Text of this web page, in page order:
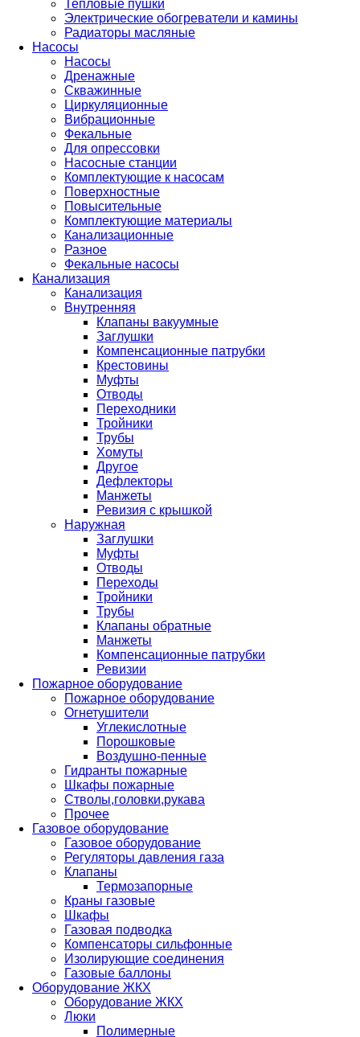
Тепловые пушки
Электрические обогреватели и камины
Радиаторы масляные
Насосы
Насосы
Дренажные
Скважинные
Циркуляционные
Вибрационные
Фекальные
Для опрессовки
Насосные станции
Комплектующие к насосам
Поверхностные
Повысительные
Комплектующие материалы
Канализационные
Разное
Фекальные насосы
Канализация
Канализация
Внутренняя
Клапаны вакуумные
Заглушки
Компенсационные патрубки
Крестовины
Муфты
Отводы
Переходники
Тройники
Трубы
Хомуты
Другое
Дефлекторы
Манжеты
Ревизия с крышкой
Наружная
Заглушки
Муфты
Отводы
Переходы
Тройники
Трубы
Клапаны обратные
Манжеты
Компенсационные патрубки
Ревизии
Пожарное оборудование
Пожарное оборудование
Огнетушители
Углекислотные
Порошковые
Воздушно-пенные
Гидранты пожарные
Шкафы пожарные
Стволы,головки,рукава
Прочее
Газовое оборудование
Газовое оборудование
Регуляторы давления газа
Клапаны
Термозапорные
Краны газовые
Шкафы
Газовая подводка
Компенсаторы сильфонные
Изолирующие соединения
Газовые баллоны
Оборудование ЖКХ
Оборудование ЖКХ
Люки
Полимерные